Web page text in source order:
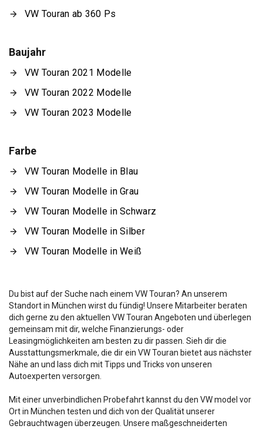
VW Touran ab 360 Ps
Baujahr
VW Touran 2021 Modelle
VW Touran 2022 Modelle
VW Touran 2023 Modelle
Farbe
VW Touran Modelle in Blau
VW Touran Modelle in Grau
VW Touran Modelle in Schwarz
VW Touran Modelle in Silber
VW Touran Modelle in Weiß
Du bist auf der Suche nach einem VW Touran? An unserem
Standort in München wirst du fündig! Unsere Mitarbeiter beraten
dich gerne zu den aktuellen VW Touran Angeboten und überlegen
gemeinsam mit dir, welche Finanzierungs- oder
Leasingmöglichkeiten am besten zu dir passen. Sieh dir die
Ausstattungsmerkmale, die dir ein VW Touran bietet aus nächster
Nähe an und lass dich mit Tipps und Tricks von unseren
Autoexperten versorgen.
Mit einer unverbindlichen Probefahrt kannst du den VWmodel vor
Ort in München testen und dich von der Qualität unserer
Gebrauchtwagen überzeugen. Unsere maßgeschneiderten